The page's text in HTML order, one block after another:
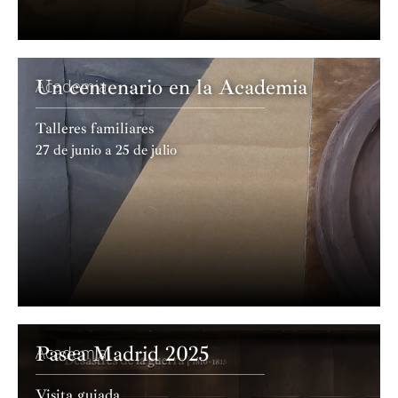
Academia
Un centenario en la Academia
Talleres familiares
27 de junio a 25 de julio
Academia
Pasea Madrid 2025